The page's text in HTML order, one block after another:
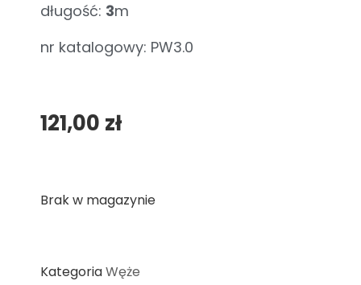
długość: 3m
nr katalogowy: PW3.0
121,00 zł
Brak w magazynie
KategoriaWęże